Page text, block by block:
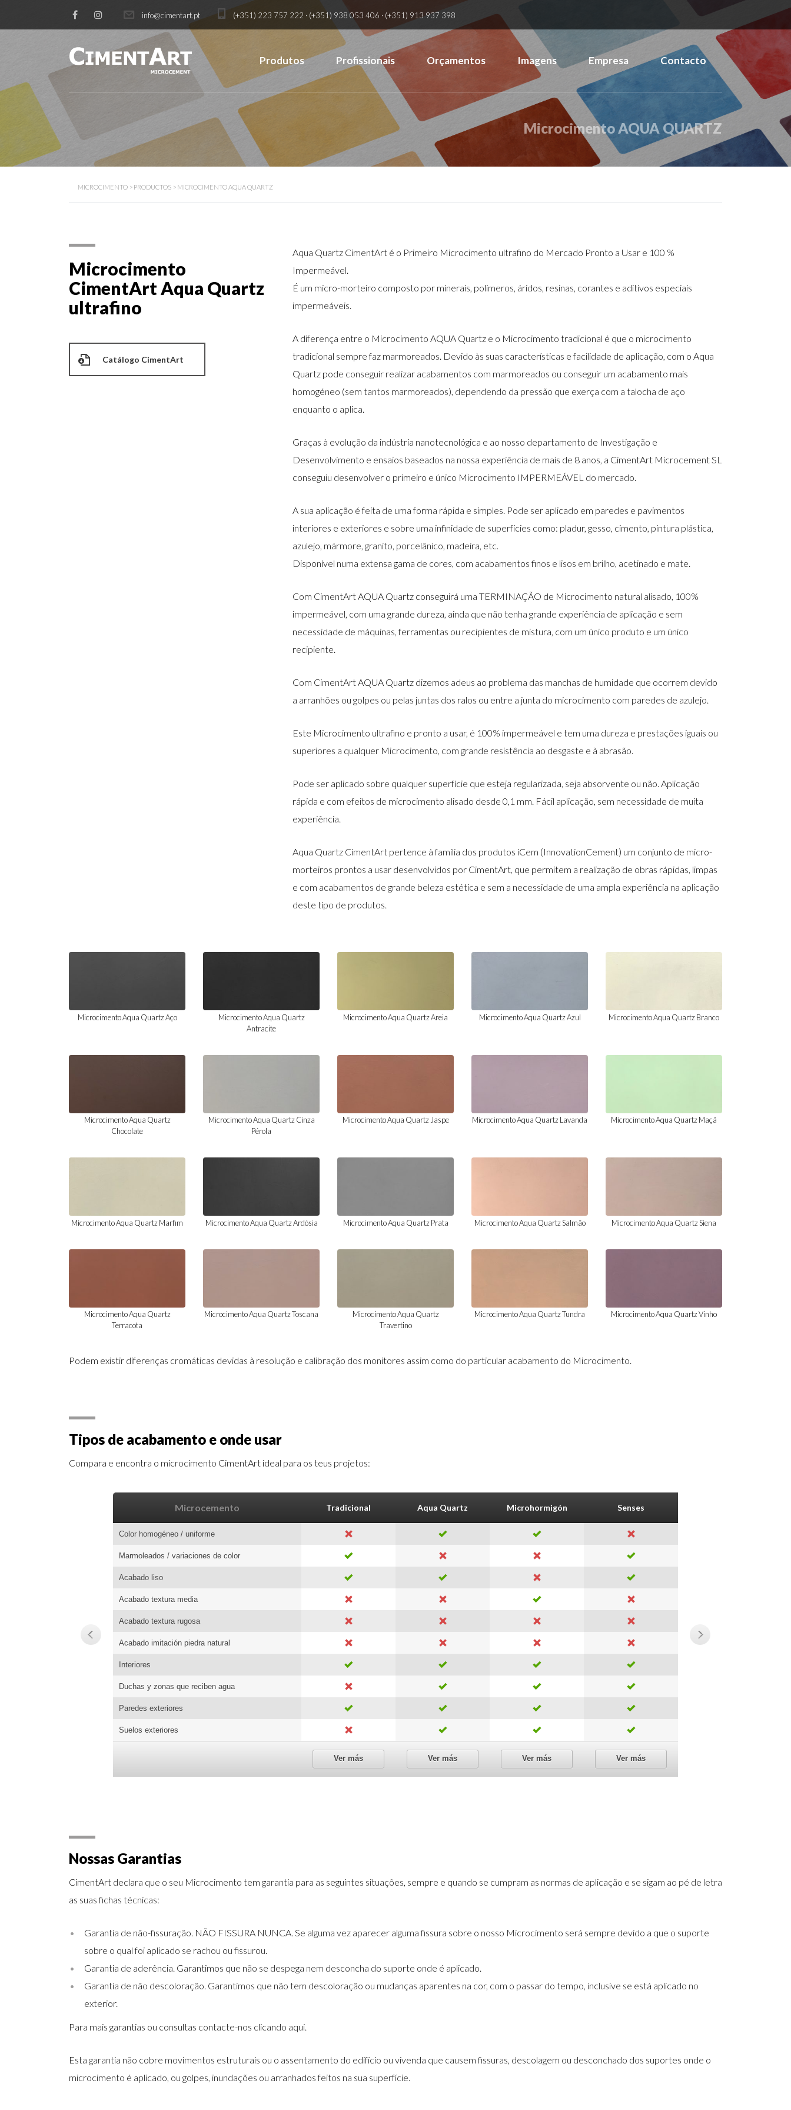
info@cimentart.pt (+351) 223 757 222 · (+351) 938 053 406 · (+351) 913 937 398
Produtos Profissionais Orçamentos Imagens Empresa Contacto
Microcimento AQUA QUARTZ
MICROCIMENTO > PRODUCTOS > MICROCIMENTO AQUA QUARTZ
Microcimento
CimentArt Aqua Quartz
ultrafino
Catálogo CimentArt
Aqua Quartz CimentArt é o Primeiro Microcimento ultrafino do Mercado Pronto a Usar e 100 %
Impermeável.
É um micro-morteiro composto por minerais, polímeros, áridos, resinas, corantes e aditivos especiais
impermeáveis.
A diferença entre o Microcimento AQUA Quartz e o Microcimento tradicional é que o microcimento
tradicional sempre faz marmoreados. Devido às suas características e facilidade de aplicação, com o Aqua
Quartz pode conseguir realizar acabamentos com marmoreados ou conseguir um acabamento mais
homogéneo (sem tantos marmoreados), dependendo da pressão que exerça com a talocha de aço
enquanto o aplica.
Graças à evolução da indústria nanotecnológica e ao nosso departamento de Investigação e
Desenvolvimento e ensaios baseados na nossa experiência de mais de 8 anos, a CimentArt Microcement SL
conseguiu desenvolver o primeiro e único Microcimento IMPERMEÁVEL do mercado.
A sua aplicação é feita de uma forma rápida e simples. Pode ser aplicado em paredes e pavimentos
interiores e exteriores e sobre uma infinidade de superfícies como: pladur, gesso, cimento, pintura plástica,
azulejo, mármore, granito, porcelânico, madeira, etc.
Disponível numa extensa gama de cores, com acabamentos finos e lisos em brilho, acetinado e mate.
Com CimentArt AQUA Quartz conseguirá uma TERMINAÇÃO de Microcimento natural alisado, 100%
impermeável, com uma grande dureza, ainda que não tenha grande experiência de aplicação e sem
necessidade de máquinas, ferramentas ou recipientes de mistura, com um único produto e um único
recipiente.
Com CimentArt AQUA Quartz dizemos adeus ao problema das manchas de humidade que ocorrem devido
a arranhões ou golpes ou pelas juntas dos ralos ou entre a junta do microcimento com paredes de azulejo.
Este Microcimento ultrafino e pronto a usar, é 100% impermeável e tem uma dureza e prestações iguais ou
superiores a qualquer Microcimento, com grande resistência ao desgaste e à abrasão.
Pode ser aplicado sobre qualquer superfície que esteja regularizada, seja absorvente ou não. Aplicação
rápida e com efeitos de microcimento alisado desde 0,1 mm. Fácil aplicação, sem necessidade de muita
experiência.
Aqua Quartz CimentArt pertence à familia dos produtos iCem (InnovationCement) um conjunto de micro-
morteiros prontos a usar desenvolvidos por CimentArt, que permitem a realização de obras rápidas, limpas
e com acabamentos de grande beleza estética e sem a necessidade de uma ampla experiência na aplicação
deste tipo de produtos.
Microcimento Aqua Quartz Aço
Microcimento Aqua Quartz
Antracite
Microcimento Aqua Quartz Areia Microcimento Aqua Quartz Azul Microcimento Aqua Quartz Branco
Microcimento Aqua Quartz
Chocolate
Microcimento Aqua Quartz Cinza
Pérola
Microcimento Aqua Quartz Jaspe Microcimento Aqua Quartz Lavanda Microcimento Aqua Quartz Maçã
Microcimento Aqua Quartz Marfim Microcimento Aqua Quartz Ardósia Microcimento Aqua Quartz Prata Microcimento Aqua Quartz Salmão Microcimento Aqua Quartz Siena
Microcimento Aqua Quartz
Terracota
Microcimento Aqua Quartz Toscana
Microcimento Aqua Quartz
Travertino
Microcimento Aqua Quartz Tundra Microcimento Aqua Quartz Vinho
Podem existir diferenças cromáticas devidas à resolução e calibração dos monitores assim como do particular acabamento do Microcimento.
Tipos de acabamento e onde usar
Compara e encontra o microcimento CimentArt ideal para os teus projetos:
Microcemento
Color homogéneo / uniforme
Marmoleados / variaciones de color
Acabado liso
Acabado textura media
Acabado textura rugosa
Acabado imitación piedra natural
Interiores
Duchas y zonas que reciben agua
Paredes exteriores
Suelos exteriores
Tradicional
Ver más
Aqua Quartz
Ver más
Microhormigón
Ver más
Senses
Ver más
Nossas Garantias
CimentArt declara que o seu Microcimento tem garantia para as seguintes situações, sempre e quando se cumpram as normas de aplicação e se sigam ao pé de letra
as suas fichas técnicas:
Garantia de não-fissuração. NÃO FISSURA NUNCA. Se alguma vez aparecer alguma fissura sobre o nosso Microcimento será sempre devido a que o suporte
sobre o qual foi aplicado se rachou ou fissurou.
Garantia de aderência. Garantimos que não se despega nem desconcha do suporte onde é aplicado.
Garantia de não descoloração. Garantimos que não tem descoloração ou mudanças aparentes na cor, com o passar do tempo, inclusive se está aplicado no
exterior.
Para mais garantias ou consultas contacte-nos clicando aqui.
Esta garantia não cobre movimentos estruturais ou o assentamento do edifício ou vivenda que causem fissuras, descolagem ou desconchado dos suportes onde o
microcimento é aplicado, ou golpes, inundações ou arranhados feitos na sua superfície.